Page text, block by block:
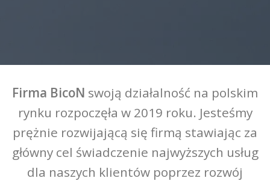
Firma BicoN swoją działalność na polskim
rynku rozpoczęła w 2019 roku. Jesteśmy
prężnie rozwijającą się firmą stawiając za
główny cel świadczenie najwyższych usług
dla naszych klientów poprzez rozwój